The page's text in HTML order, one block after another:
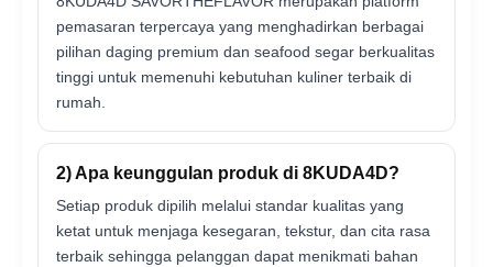
pemasaran terpercaya yang menghadirkan berbagai
pilihan daging premium dan seafood segar berkualitas
tinggi untuk memenuhi kebutuhan kuliner terbaik di
rumah.
2) Apa keunggulan produk di 8KUDA4D?
Setiap produk dipilih melalui standar kualitas yang
ketat untuk menjaga kesegaran, tekstur, dan cita rasa
terbaik sehingga pelanggan dapat menikmati bahan